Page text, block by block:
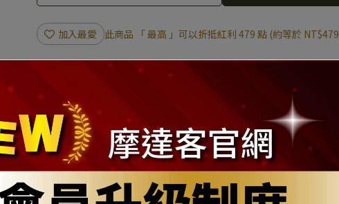
加入最愛 此商品 「 最高 」可以折抵紅利 479 點 (約等於 NT$479
運送方式